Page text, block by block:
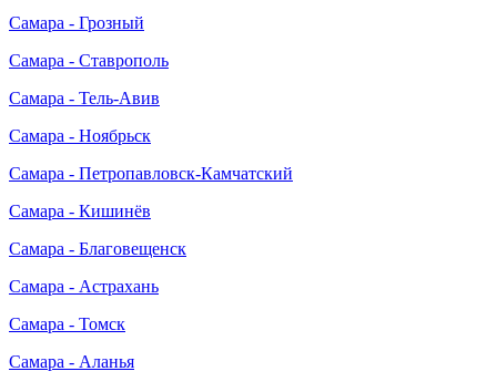
Самара - Грозный
Самара - Ставрополь
Самара - Тель-Авив
Самара - Ноябрьск
Самара - Петропавловск-Камчатский
Самара - Кишинёв
Самара - Благовещенск
Самара - Астрахань
Самара - Томск
Самара - Аланья